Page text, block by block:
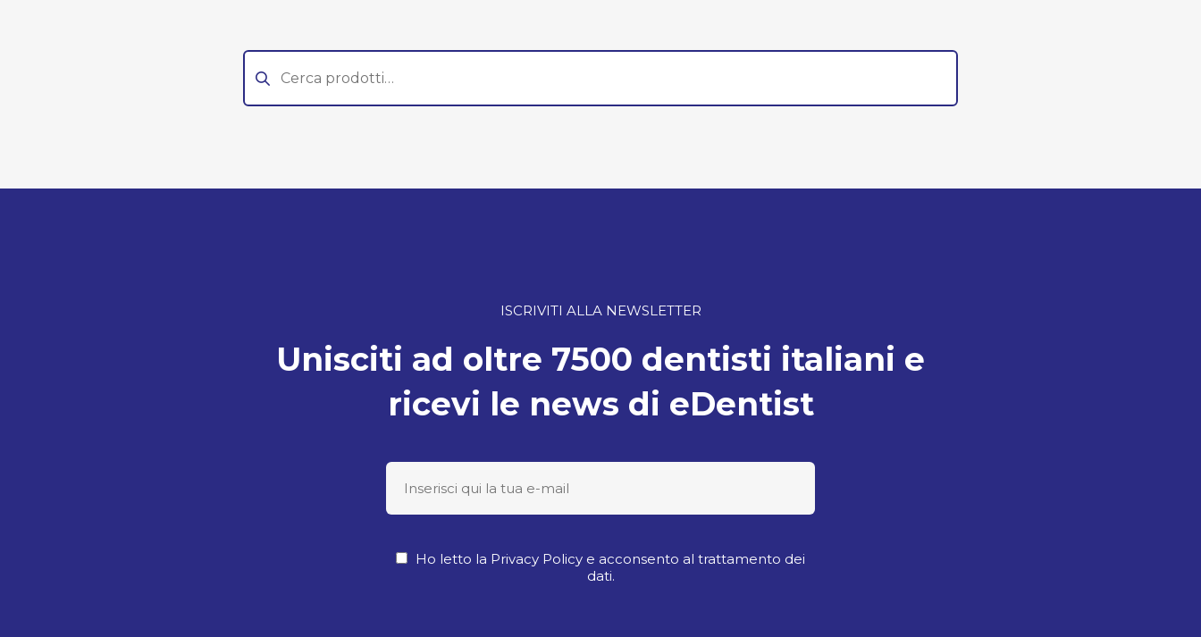
Cerca:
ISCRIVITI ALLA NEWSLETTER
Unisciti ad oltre 7500 dentisti italiani e
ricevi le news di eDentist
Ho letto la Privacy Policy e acconsento al trattamento dei
dati.